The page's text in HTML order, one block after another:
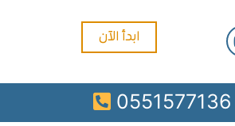
ابدأ الآن
0551577136